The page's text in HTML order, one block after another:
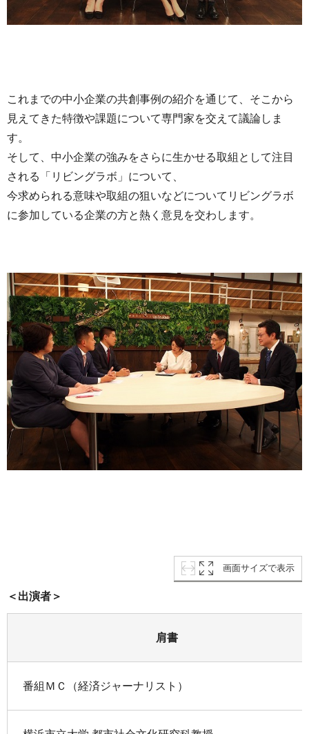
これまでの中小企業の共創事例の紹介を通じて、そこから
見えてきた特徴や課題について専門家を交えて議論しま
す。
そして、中小企業の強みをさらに生かせる取組として注目
される「リビングラボ」について、
今求められる意味や取組の狙いなどについてリビングラボ
に参加している企業の方と熱く意見を交わします。
画面サイズで表示
＜出演者＞
肩書
番組ＭＣ（経済ジャーナリスト）